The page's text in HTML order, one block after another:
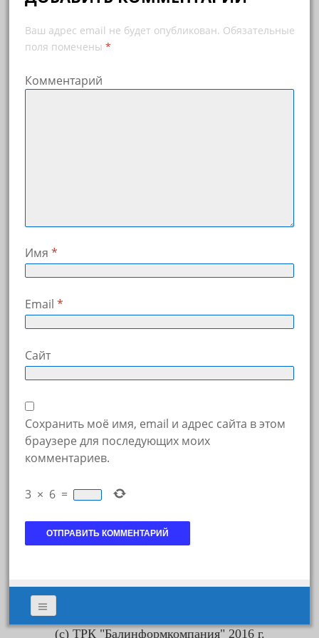
Ваш адрес email не будет опубликован. Обязательные
поля помечены *
Комментарий
Имя *
Email *
Сайт
Сохранить моё имя, email и адрес сайта в этом
браузере для последующих моих
комментариев.
3 × 6 =
(с) ТРК "Балинформкомпания" 2016 г.